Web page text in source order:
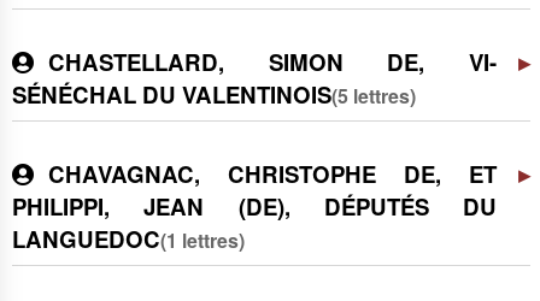
CHASTELLARD, SIMON DE, VI-
SÉNÉCHAL DU VALENTINOIS(5 lettres)
CHAVAGNAC, CHRISTOPHE DE, ET
PHILIPPI, JEAN (DE), DÉPUTÉS DU
LANGUEDOC(1 lettres)